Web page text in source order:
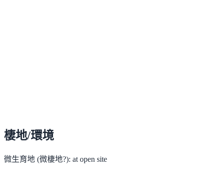
棲地/環境
微生育地 (微棲地?): at open site